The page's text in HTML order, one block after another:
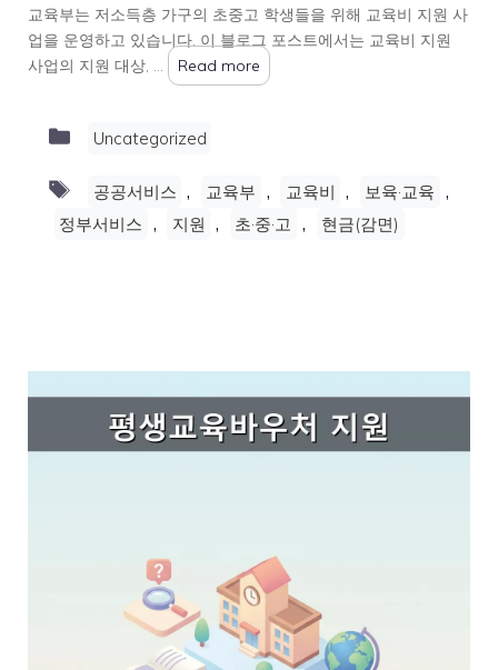
교육부는 저소득층 가구의 초중고 학생들을 위해 교육비 지원 사
업을 운영하고 있습니다. 이 블로그 포스트에서는 교육비 지원
사업의 지원 대상, …
Read more
Categories
Uncategorized
Tags
공공서비스 , 교육부 , 교육비 , 보육·교육 ,
정부서비스 , 지원 , 초·중·고 , 현금(감면)